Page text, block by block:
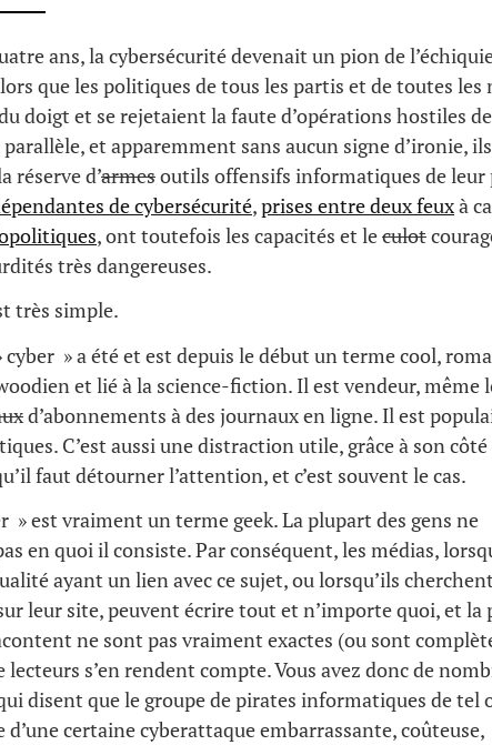
ans, la cybersécurité devenait un pion de
que les politiques de tous les partis et de toutes
doigt et se rejetaient la faute d’opérations hostiles
et apparemment sans aucun signe d’ironie, ils
réserve d’armesoutils offensifs informatiques de leur
de cybersécurité,prises entre deux feuxà
, ont toutefois les capacités et leculot
très dangereuses.
très simple.
cyber » a été et est depuis le début un terme cool,
et lié à la science-fiction. Il est vendeur, même
d’abonnements à des journaux en ligne. Il est
C’est aussi une distraction utile, grâce à son
faut détourner l’attention, et c’est souvent le cas.
» est vraiment un terme geek. La plupart des gens ne
en quoi il consiste. Par conséquent, les médias,
ayant un lien avec ce sujet, ou lorsqu’ils
leur site, peuvent écrire tout et n’importe quoi, et la
ne sont pas vraiment exactes (ou sont
lecteurs s’en rendent compte. Vous avez donc de
disent que le groupe de pirates informatiques de tel
d’une certaine cyberattaque embarrassante, coûteuse,